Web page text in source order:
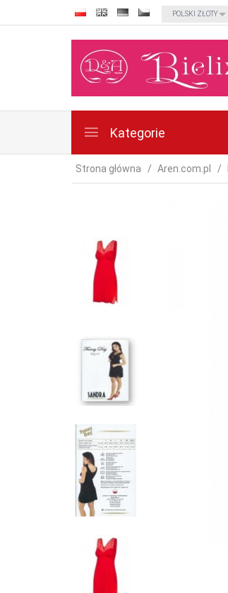
currency_h
POLSKI ZŁOTY
Kategorie
Strona główna Aren.com.pl